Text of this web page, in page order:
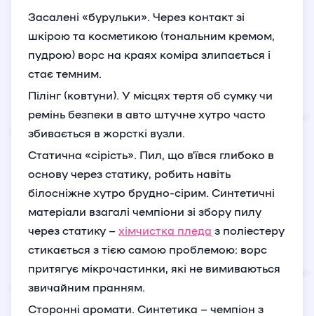
Засалені «бурульки». Через контакт зі
шкірою та косметикою (тональним кремом,
пудрою) ворс на краях коміра злипається і
стає темним.
Пілінг (ковтуни). У місцях тертя об сумку чи
ремінь безпеки в авто штучне хутро часто
збивається в жорсткі вузли.
Статична «сірість». Пил, що в’ївся глибоко в
основу через статику, робить навіть
білосніжне хутро брудно-сірим. Синтетичні
матеріали взагалі чемпіони зі збору пилу
через статику – хімчистка пледа з поліестеру
стикається з тією самою проблемою: ворс
притягує мікрочастинки, які не вимиваються
звичайним пранням.
Сторонні аромати. Синтетика – чемпіон з